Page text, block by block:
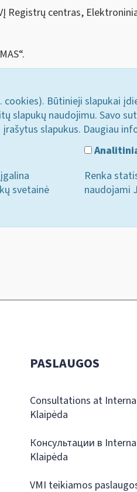
Registrų centras,
“.
cookies). Būtinieji slapukai
slapukų naudojimu. Savo
slapukus. Daugiau
svetainė
Renka
naudojami
PASLAUGOS
Consultations at
Klaipėda
Консультации в
Klaipėda
VMI teikiamos